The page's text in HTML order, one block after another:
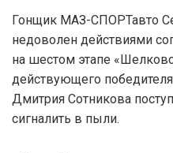
Гонщик МАЗ-СПОРТавто
недоволен действиями
на шестом этапе
действующего
Дмитрия Сотникова
сигналить в пыли.